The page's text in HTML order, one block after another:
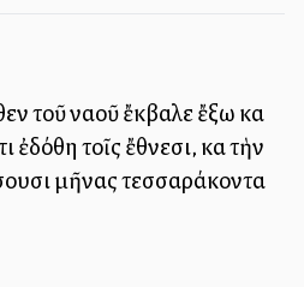
τοῦ ναοῦ ἔκβαλε ἔξω καὶ
τοῖς ἔθνεσι, καὶ τὴν
μῆνας τεσσαράκοντα